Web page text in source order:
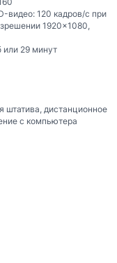
видео: 120 кадров/с при
1920×1080,
или 29 минут
штатива, дистанционное
с компьютера